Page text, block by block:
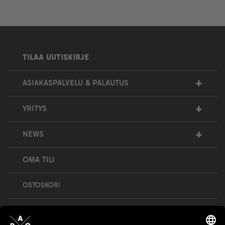
TILAA UUTISKIRJE
ASIAKASPALVELU & PALAUTUS +
YRITYS +
NEWS +
OMA TILI
OSTOSKORI